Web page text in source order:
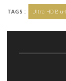
TAGS : Ultra HD Blu-